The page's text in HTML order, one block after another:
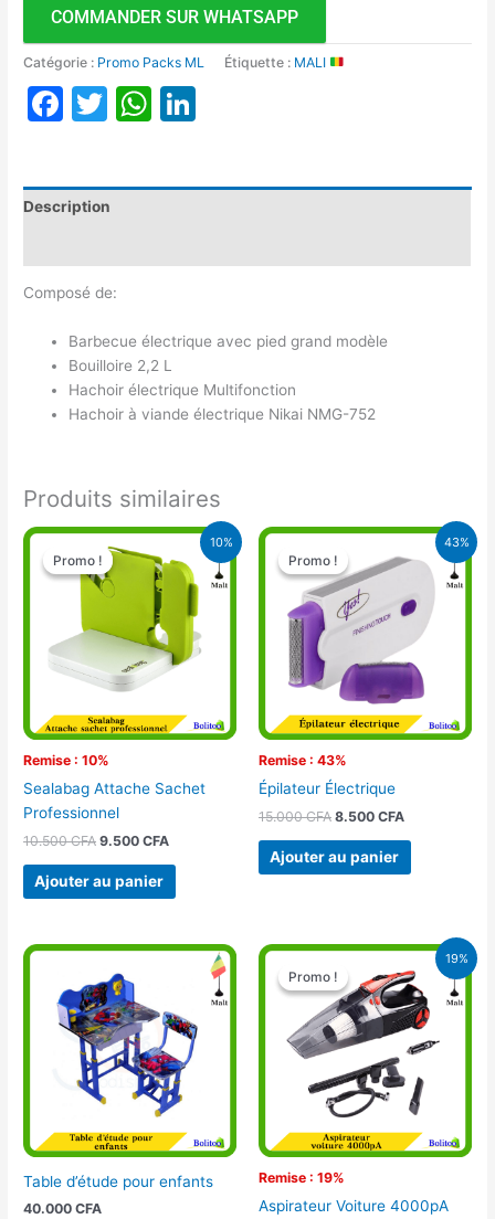
COMMANDER SUR WHATSAPP
Catégorie : Promo Packs ML Étiquette : MALI
Facebook
TwitterWhatsApp
Description
Composé de:
Barbecue électrique avec pied grand modèle
Bouilloire 2,2 L
Hachoir électrique Multifonction
Hachoir à viande électrique Nikai NMG-752
Produits similaires
10%
Promo !
Remise : 10%
Promo !
Sealabag Attache Sachet
Professionnel
10.500CFA
Le
prix
initial
était :
10.500 CFA.
9.500CFA
Le
actuel
est :
9.500 CFA.
Ajouter au panier
43%
Promo !
Remise : 43%
Promo !
Épilateur Électrique
15.000CFA
Le
prix
initial
était :
15.000 CFA.
8.500 CFA
Le
actuel
8.500 CFA.
Ajouter au panier
Table d’étude pour enfants
40.000CFA
19%
Promo !
Remise : 19%
Promo !
Aspirateur Voiture 4000pA
Le
prix
initial
était :
27.000 CFA.
Le
prix
actuel
est :
22.000 CFA.